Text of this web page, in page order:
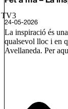
únique.
TV3
24-05-2026
La inspiració és
qualsevol lloc i en
Avellaneda. Per